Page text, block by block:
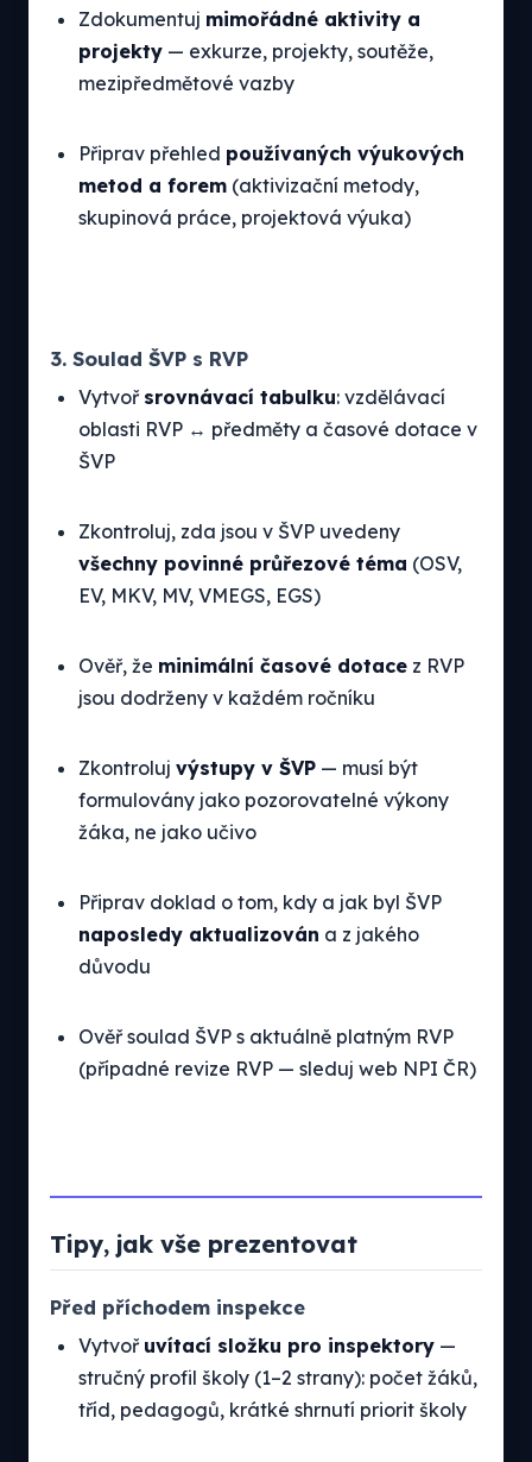
Zdokumentuj mimořádné aktivity a
projekty — exkurze, projekty, soutěže,
mezipředmětové vazby
Připrav přehled používaných výukových
metod a forem (aktivizační metody,
skupinová práce, projektová výuka)
3. Soulad ŠVP s RVP
Vytvoř srovnávací tabulku: vzdělávací
oblasti RVP ↔ předměty a časové dotace v
ŠVP
Zkontroluj, zda jsou v ŠVP uvedeny
všechny povinné průřezové téma (OSV,
EV, MKV, MV, VMEGS, EGS)
Ověř, že minimální časové dotace z RVP
jsou dodrženy v každém ročníku
Zkontroluj výstupy v ŠVP — musí být
formulovány jako pozorovatelné výkony
žáka, ne jako učivo
Připrav doklad o tom, kdy a jak byl ŠVP
naposledy aktualizován a z jakého
důvodu
Ověř soulad ŠVP s aktuálně platným RVP
(případné revize RVP — sleduj web NPI ČR)
Tipy, jak vše prezentovat
Před příchodem inspekce
Vytvoř uvítací složku pro inspektory —
stručný profil školy (1–2 strany): počet žáků,
tříd, pedagogů, krátké shrnutí priorit školy